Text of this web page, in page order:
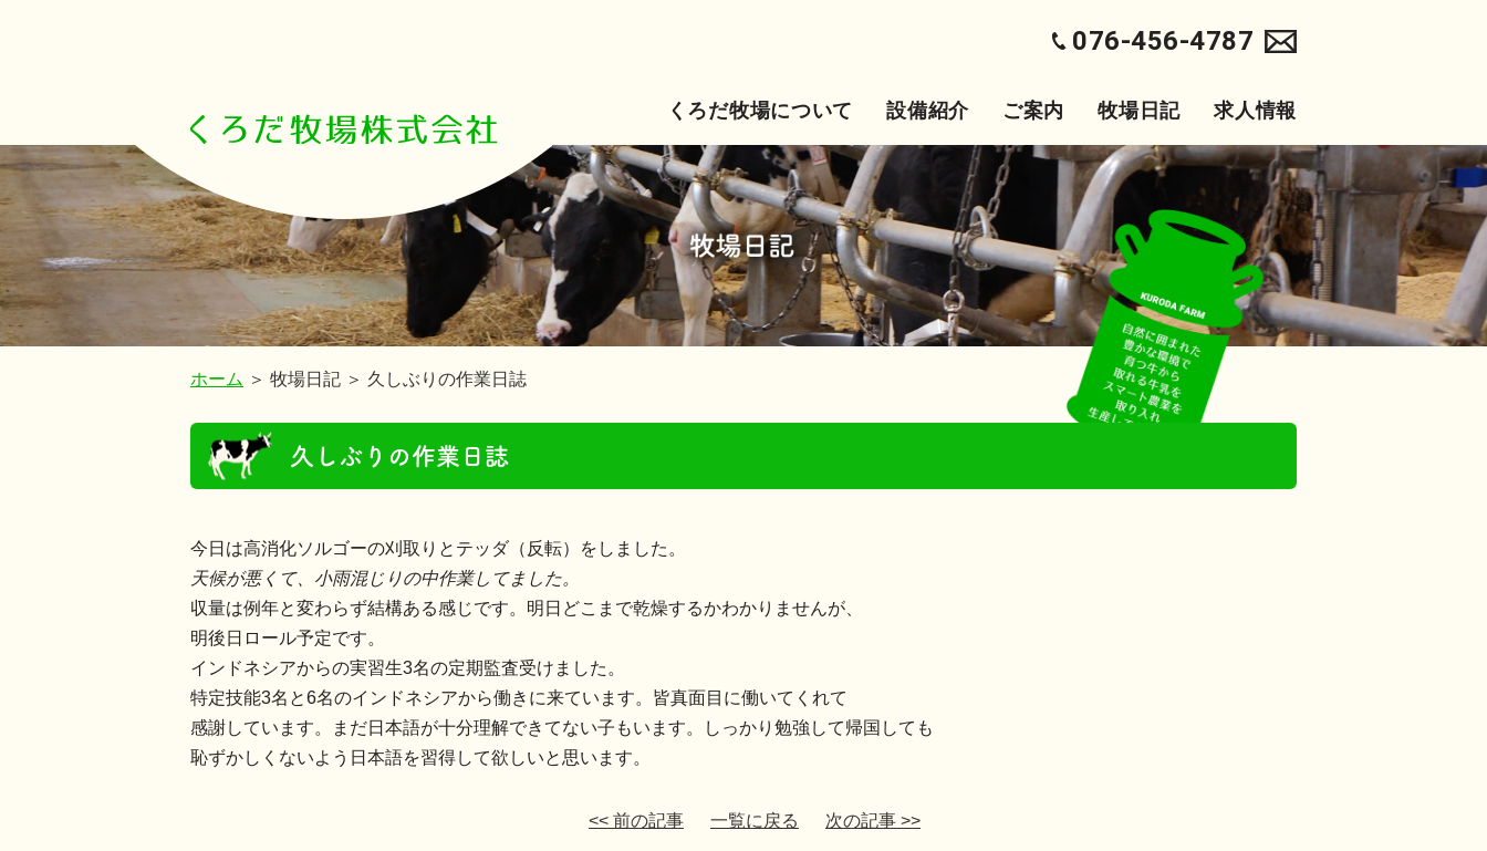
076-456-4787
くろだ牧場について 設備紹介 ご案内 牧場日記 求人情報
ホーム ＞ 牧場日記 ＞ 久しぶりの作業日誌
久しぶりの作業日誌
今日は高消化ソルゴーの刈取りとテッダ（反転）をしました。
天候が悪くて、小雨混じりの中作業してました。
収量は例年と変わらず結構ある感じです。明日どこまで乾燥するかわかりませんが、
明後日ロール予定です。
インドネシアからの実習生3名の定期監査受けました。
特定技能3名と6名のインドネシアから働きに来ています。皆真面目に働いてくれて
感謝しています。まだ日本語が十分理解できてない子もいます。しっかり勉強して帰国しても
恥ずかしくないよう日本語を習得して欲しいと思います。
<< 前の記事 一覧に戻る 次の記事 >>